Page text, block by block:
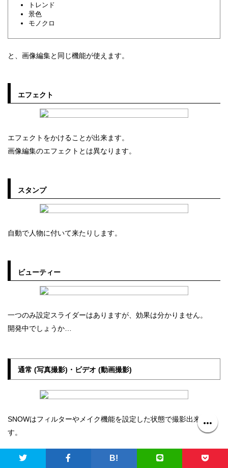
トレンド
景色
モノクロ
と、画像編集と同じ機能が使えます。
エフェクト
エフェクトをかけることが出来ます。
画像編集のエフェクトとは異なります。
スタンプ
自動で人物に付いて来たりします。
ビューティー
一つのみ設定スライダーはありますが、効果は分かりません。
開発中でしょうか…
通常 (写真撮影)・ビデオ (動画撮影)
SNOWはフィルターやメイク機能を設定した状態で撮影出来ま
す。
写真撮影と動画撮影は、動画にはバウンス機能が無いだけで、あ
B!